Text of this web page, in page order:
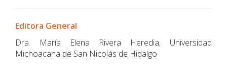
Editora General
Dra. María Elena Rivera Heredia, Universidad
Michoacana de San Nicolás de Hidalgo